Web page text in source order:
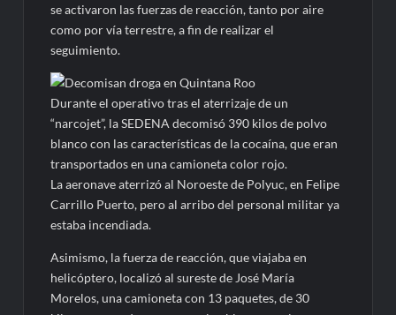
se activaron las fuerzas de reacción, tanto por aire
como por vía terrestre, a fin de realizar el
seguimiento.
Durante el operativo tras el aterrizaje de un
“narcojet”, la SEDENA decomisó 390 kilos de polvo
blanco con las características de la cocaína, que eran
transportados en una camioneta color rojo.
La aeronave aterrizó al Noroeste de Polyuc, en Felipe
Carrillo Puerto, pero al arribo del personal militar ya
estaba incendiada.
Asimismo, la fuerza de reacción, que viajaba en
helicóptero, localizó al sureste de José María
Morelos, una camioneta con 13 paquetes, de 30